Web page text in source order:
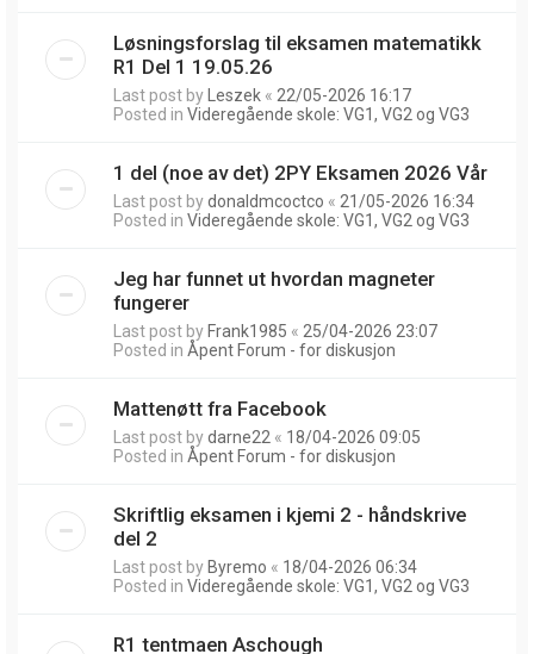
Løsningsforslag til eksamen matematikk
R1 Del 1 19.05.26
Last post by Leszek « 22/05-2026 16:17
Posted in Videregående skole: VG1, VG2 og VG3
1 del (noe av det) 2PY Eksamen 2026 Vår
Last post bydonaldmcoctco « 21/05-2026 16:34
Posted in Videregående skole: VG1, VG2 og VG3
Jeg har funnet ut hvordan magneter
fungerer
Last post by Frank1985 « 25/04-2026 23:07
Posted in Åpent Forum - for diskusjon
Mattenøtt fra Facebook
Last post bydarne22 « 18/04-2026 09:05
Posted in Åpent Forum - for diskusjon
Skriftlig eksamen i kjemi 2 - håndskrive
del 2
Last post by Byremo « 18/04-2026 06:34
Posted in Videregående skole: VG1, VG2 og VG3
R1 tentmaen Aschough